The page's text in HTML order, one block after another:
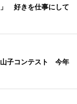
好きを仕事にして
山子コンテスト 今年